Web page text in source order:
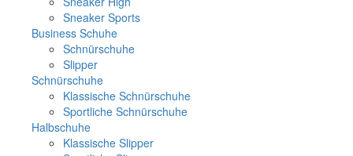
Sneaker Sports
Business Schuhe
Schnürschuhe
Slipper
Schnürschuhe
Klassische Schnürschuhe
Sportliche Schnürschuhe
Halbschuhe
Klassische Slipper